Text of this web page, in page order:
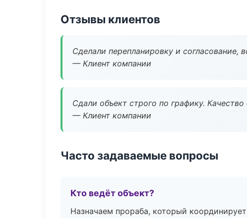
Отзывы клиентов
Сделали перепланировку и согласование,
— Клиент компании
Сдали объект строго по графику.
— Клиент компании
Часто задаваемые вопросы
Кто ведёт объект?
Назначаем прораба, который